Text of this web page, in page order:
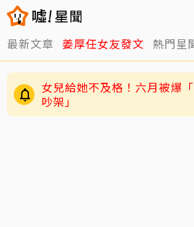
最新文章 姜厚任女友發文 熱門星
女兒給她不及格！六月被爆
吵架」